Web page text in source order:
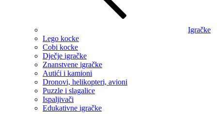
Igračke
Lego kocke
Cobi kocke
Dječje igračke
Znanstvene igračke
Autići i kamioni
Dronovi, helikopteri, avioni
Puzzle i slagalice
Ispaljivači
Edukativne igračke